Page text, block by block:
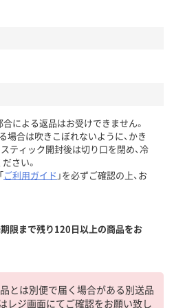
合による返品はお受けできません。
場合は吹きこぼれないように、かき
ティック開封後は切り口を閉め、冷
さい。
ご利用ガイド 」を必ずご確認の上、お
限まで残り120日以上の商品をお
とは別便で届く場合がある別送品
レジ画面にてご確認をお願い致し